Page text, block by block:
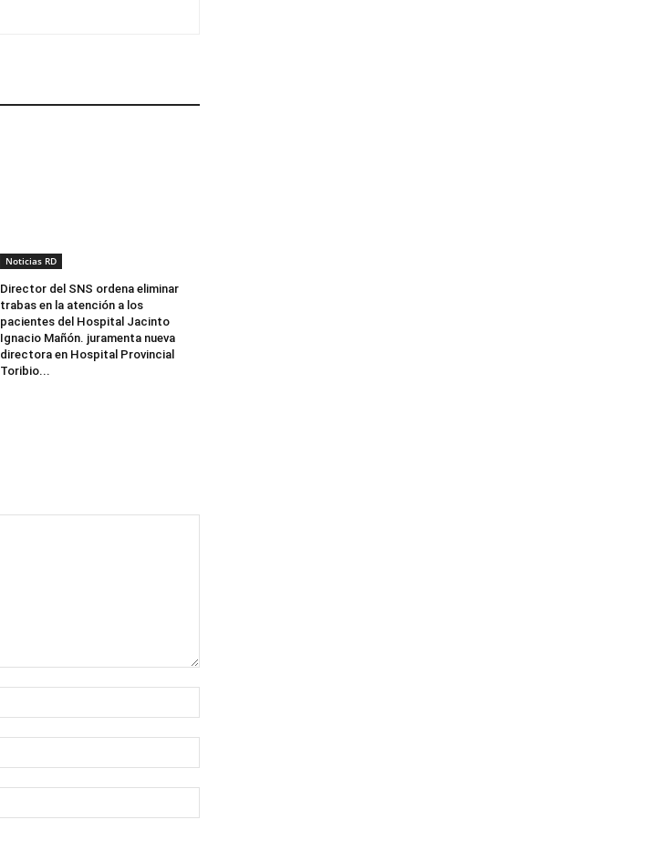
Noticias RD
Director del SNS ordena eliminar
trabas en la atención a los
pacientes del Hospital Jacinto
Ignacio Mañón. juramenta nueva
directora en Hospital Provincial
Toribio...